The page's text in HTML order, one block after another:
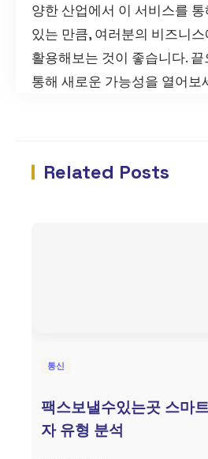
양한 산업에서 이 서비스를
있는 만큼, 여러분의 비즈니
활용해보는 것이 좋습니다.
통해 새로운 가능성을 열어보
Related Posts
통신
팩스보낼수있는곳 스마
자 유형 분석